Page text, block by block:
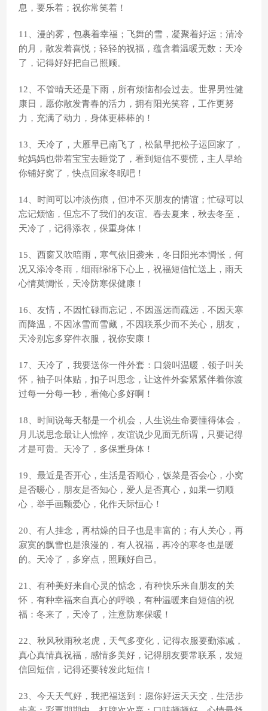
息，要乐着；祝你常笑着！
11、漫的雾，包裹着幸福；飞舞的雪，凝聚着好运；清冷
的月，散发着喜悦；轻轻的祝福，蕴含着温暖无数：天冷
了，记得好好把自己照顾。
12、不管晴天还是下雨，所有烦恼都会过去。世界男性健
康日，愿你散发青春的活力，拥有阳光笑容，工作更努
力，充满了动力，身体更棒棒的！
13、天冷了，大雁早已南飞了，松鼠早把松子运回家了，
蛇妈妈也带着宝宝去睡觉了，看到短信不要慌，主人早给
你铺好窝了，快点回家冬眠吧！
14、时间可以冲淡伤痕，但冲不灭朋友的情谊；忙碌可以
忘记烦恼，但忘不了我们的友谊。春去夏来，秋去冬至，
天冷了，记得添衣，保重身体！
15、西窗又吹暗雨，寒气依旧袭来，冬日阳光本惆怅，何
况又添冷冬雨，细雨绵绵下心上，祝福短信忙送上，雨天
心情莫惆怅，天冷防寒保健康！
16、友情，不因忙碌而忘记，不因遥远而疏远，不因天寒
而降温，不因冰雪而雪藏，不因联系少而不关心，朋友，
天冷别忘多穿件衣服，祝你安康！
17、天冷了，我要送你一件外套：口袋叫温暖，领子叫关
怀，袖子叫体贴，扣子叫思念，让这件外套紧紧伴着你渡
过每一分每一秒，看俺心多好啊！
18、时间说每天都是一个机会，人生说生命要懂得体会，
月儿说思念最让人憔悴，友谊说少见面无所谓，只要记得
才是可贵。天冷了，多保重身体！
19、最近是否开心，生活是否顺心，饭菜是否会心，小窝
是否暖心，朋友是否知心，爱人是否真心，如果一切顺
心，举手画颗爱心，化作天际恒心！
20、有人挂念，再枯燥的日子也是丰富的；有人关心，再
寂寞的飘雪也是浪漫的，有人祝福，再冷的寒冬也是暖
的。天冷了，多穿点，照顾好自己。
21、有种美好来自心灵的惦念，有种快乐来自朋友的关
怀，有种幸福来自真心的呼唤，有种温暖来自短信的祝
福：冬来了，天冷了，注意防寒保暖！
22、秋风秋雨秋老虎，天气多变化，记得衣服要勤添减，
真心真情真祝福，感情多美好，记得朋友要常联系，发短
信回短信，记得还要转发此短信！
23、今天天气好，我把福送到：愿你好运天天交，生活步